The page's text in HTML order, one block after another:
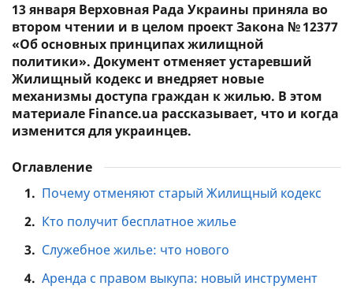
13 января Верховная Рада Украины приняла во
втором чтении и в целом проект Закона № 12377
«Об основных принципах жилищной
политики». Документ отменяет устаревший
Жилищный кодекс и внедряет новые
механизмы доступа граждан к жилью. В этом
материале Finance.ua рассказывает, что и когда
изменится для украинцев.
Оглавление
1. Почему отменяют старый Жилищный кодекс
2. Кто получит бесплатное жилье
3. Служебное жилье: что нового
4. Аренда с правом выкупа: новый инструмент